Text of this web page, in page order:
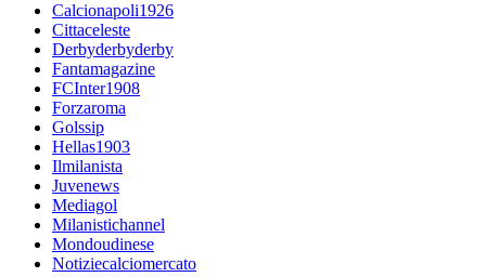
Calcionapoli1926
Cittaceleste
Derbyderbyderby
Fantamagazine
FCInter1908
Forzaroma
Golssip
Hellas1903
Ilmilanista
Juvenews
Mediagol
Milanistichannel
Mondoudinese
Notiziecalciomercato